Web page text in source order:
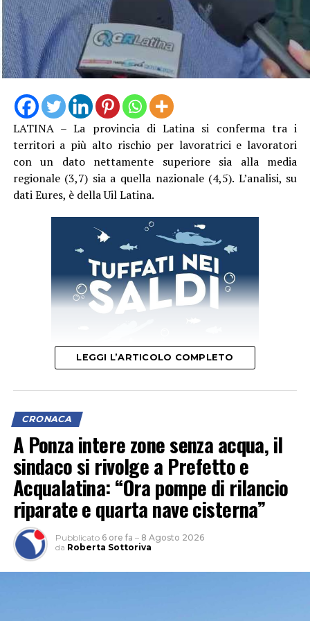
LATINA – La provincia di Latina si conferma tra i
territori a più alto rischio per lavoratrici e lavoratori
con un dato nettamente superiore sia alla media
regionale (3,7) sia a quella nazionale (4,5). L’analisi, su
dati Eures, è della Uil Latina.
indice di 6 infortuni mortali ogni 100mila occupati, il
territorio pontino si è posizionato subito dopo
Frosinone (6,3) e prima di Rieti (5,1), Viterbo (4) e Roma
(3,1)”.
LEGGI L’ARTICOLO COMPLETO
CRONACA
A Ponza intere zone senza acqua, il
sindaco si rivolge a Prefetto e
Acqualatina: “Ora pompe di rilancio
riparate e quarta nave cisterna”
Pubblicato 6 ore fa – 8 Agosto 2026
da Roberta Sottoriva